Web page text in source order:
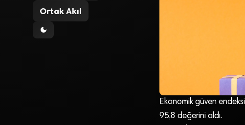
Ortak Akıl
Ekonomik güven
95,8 değerini aldı.